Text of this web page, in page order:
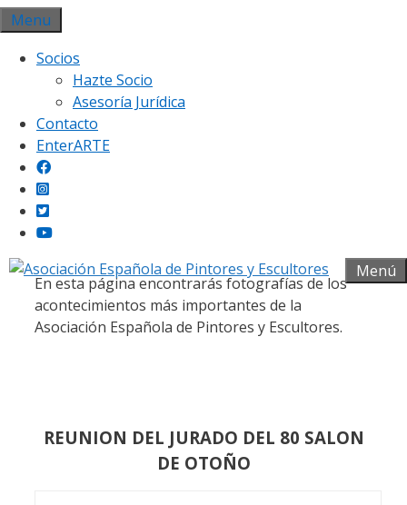
Saltar
al
contenido
Menu
Socios
Hazte Socio
Asesoría Jurídica
Contacto
EnterARTE
Menú
Galería fotográfica
En esta página encontrarás fotografías de los
acontecimientos más importantes de la
Asociación Española de Pintores y Escultores.
REUNION DEL JURADO DEL 80 SALON
DE OTOÑO